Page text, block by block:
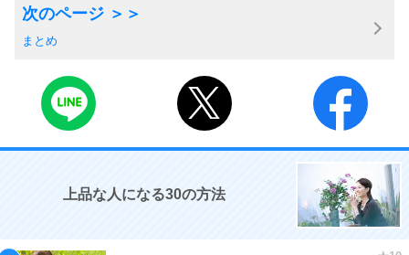
まとめ
上品な人になる30の方法